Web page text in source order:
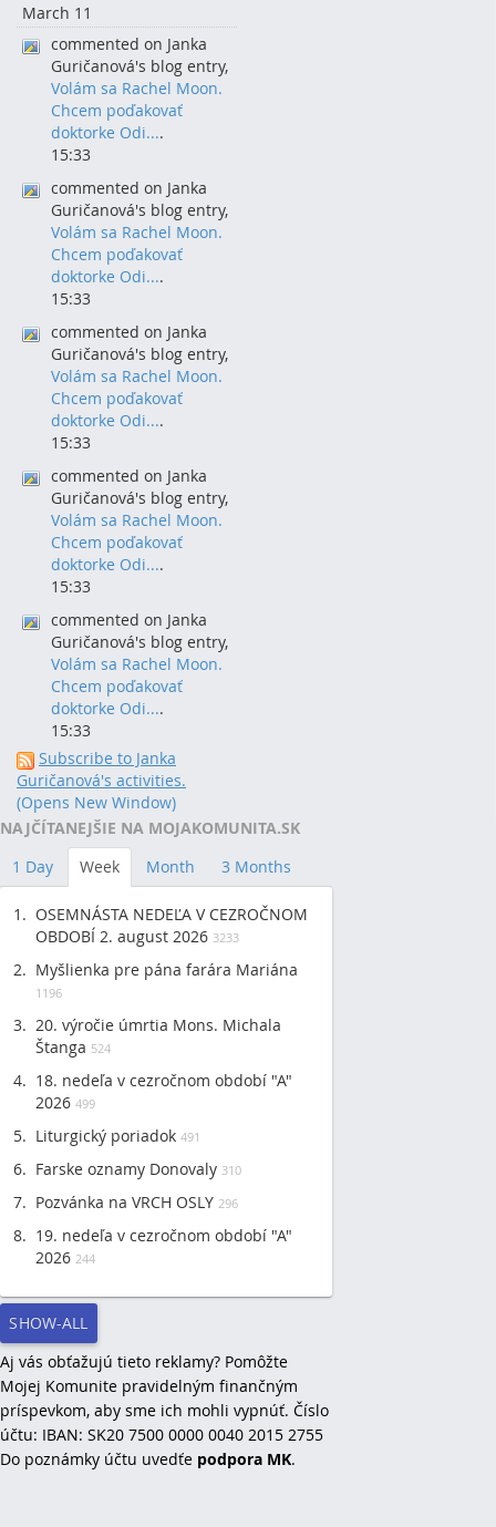
March 11
commented on Janka
Guričanová's blog entry,
Volám sa Rachel Moon.
Chcem poďakovať
doktorke Odi....
15:33
commented on Janka
Guričanová's blog entry,
Volám sa Rachel Moon.
Chcem poďakovať
doktorke Odi....
15:33
commented on Janka
Guričanová's blog entry,
Volám sa Rachel Moon.
Chcem poďakovať
doktorke Odi....
15:33
commented on Janka
Guričanová's blog entry,
Volám sa Rachel Moon.
Chcem poďakovať
doktorke Odi....
15:33
commented on Janka
Guričanová's blog entry,
Volám sa Rachel Moon.
Chcem poďakovať
doktorke Odi....
15:33
Subscribe to Janka
Guričanová's activities.
(Opens New Window)
NAJČÍTANEJŠIE NA MOJAKOMUNITA.SK
1 Day
Week Month 3 Months
OSEMNÁSTA NEDEĽA V CEZROČNOM
OBDOBÍ 2. august 2026 3233
Myšlienka pre pána farára Mariána
1196
20. výročie úmrtia Mons. Michala
Štanga 524
18. nedeľa v cezročnom období "A"
2026 499
Liturgický poriadok 491
Farske oznamy Donovaly 310
Pozvánka na VRCH OSLY 296
19. nedeľa v cezročnom období "A"
2026 244
SHOW-ALL
Aj vás obťažujú tieto reklamy? Pomôžte
Mojej Komunite pravidelným finančným
príspevkom, aby sme ich mohli vypnúť. Číslo
účtu: IBAN: SK20 7500 0000 0040 2015 2755
Do poznámky účtu uvedťe podpora MK.